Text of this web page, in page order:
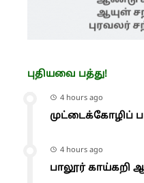
புதியவை பத்து!
4 hours ago
முட்டைக்கோழிப்
4 hours ago
பாலூர் காய்கறி